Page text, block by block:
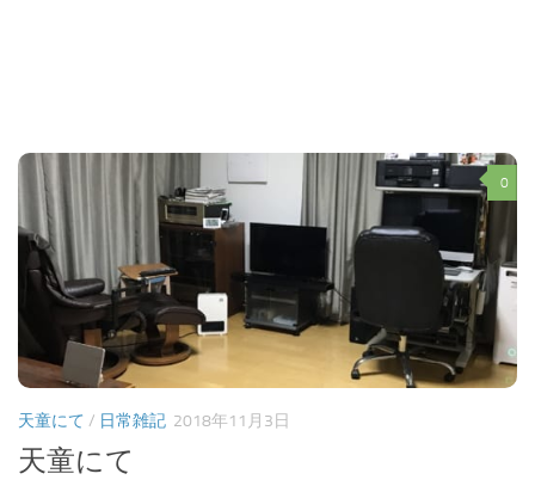
0
天童にて / 日常雑記 2018年11月3日
天童にて